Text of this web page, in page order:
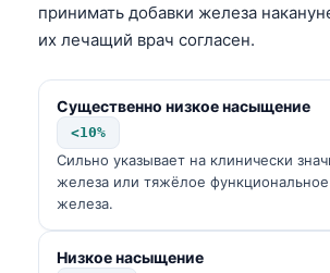
принимать добавки железа
их лечащий врач согласен.
Существенно низкое насыщение
<10%
Сильно указывает на клинически
железа или тяжёлое
железа.
Низкое насыщение